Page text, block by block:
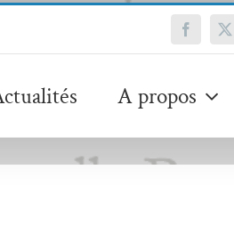
Facebook
X
A propos